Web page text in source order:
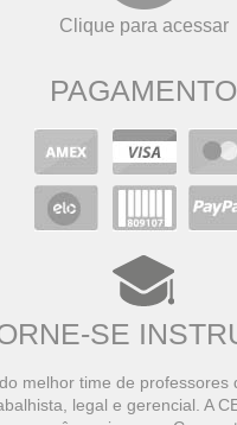
Clique para acessar
PAGAMENTO
SE
melhor time de professores
legal e gerencial. A